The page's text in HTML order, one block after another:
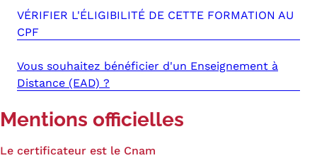
VÉRIFIER L'ÉLIGIBILITÉ DE CETTE FORMATION AU
CPF
Vous souhaitez bénéficier d'un Enseignement à
Distance (EAD) ?
Mentions officielles
Le certificateur est le Cnam